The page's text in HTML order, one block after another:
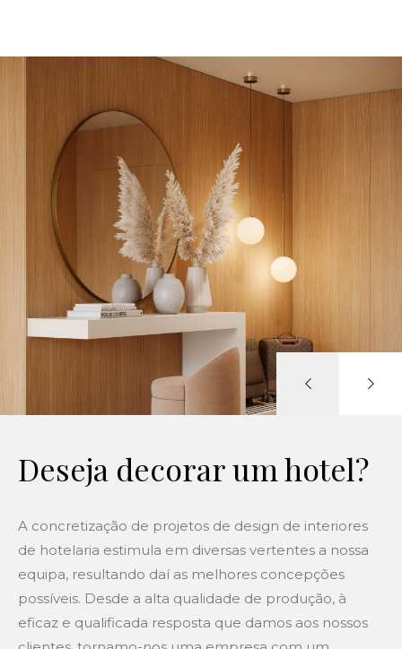
Deseja decorar um hotel?
A concretização de projetos de design de interiores
de hotelaria estimula em diversas vertentes a nossa
equipa, resultando daí as melhores concepções
possíveis. Desde a alta qualidade de produção, à
eficaz e qualificada resposta que damos aos nossos